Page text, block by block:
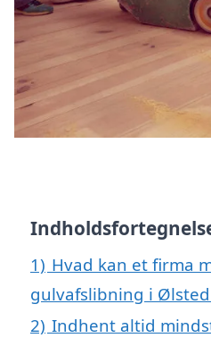
1) Hvad kan et firma
gulvafslibning i
2) Indhent altid